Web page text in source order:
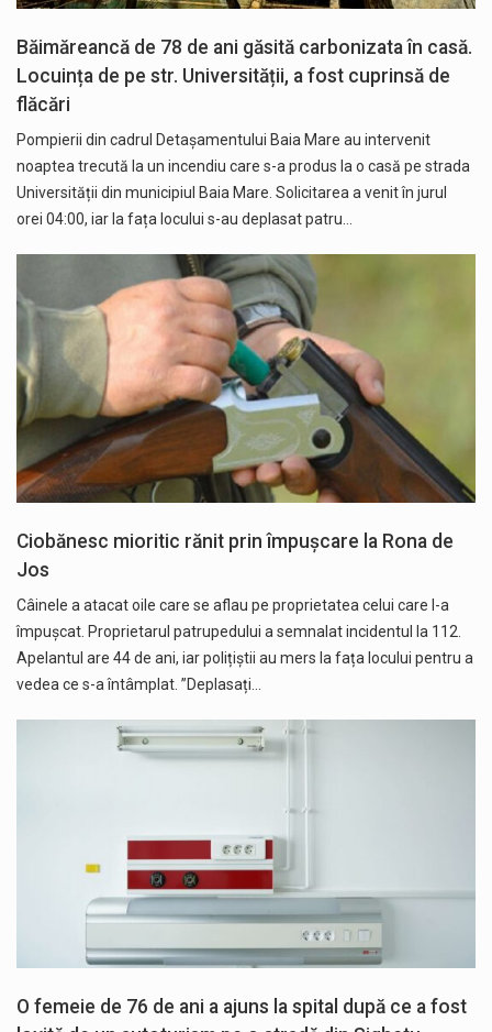
Băimăreancă de 78 de ani găsită carbonizata în casă.
Locuința de pe str. Universității, a fost cuprinsă de
flăcări
Pompierii din cadrul Detașamentului Baia Mare au intervenit
noaptea trecută la un incendiu care s-a produs la o casă pe strada
Universității din municipiul Baia Mare. Solicitarea a venit în jurul
orei 04:00, iar la fața locului s-au deplasat patru…
Ciobănesc mioritic rănit prin împușcare la Rona de
Jos
Câinele a atacat oile care se aflau pe proprietatea celui care l-a
împușcat. Proprietarul patrupedului a semnalat incidentul la 112.
Apelantul are 44 de ani, iar polițiștii au mers la fața locului pentru a
vedea ce s-a întâmplat. ”Deplasați…
O femeie de 76 de ani a ajuns la spital după ce a fost